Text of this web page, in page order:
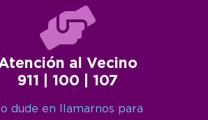
al Vecino
911 | 100 | 107
dude en llamarnos para